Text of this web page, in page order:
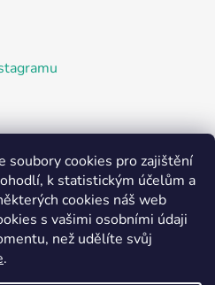
soubory cookies pro zajištění
k statistickým účelům a
cookies náš web
s vašimi osobními údaji
než udělíte svůj
. Barefoot Plzeň